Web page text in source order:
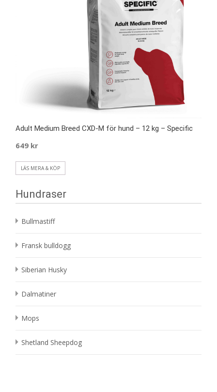
Adult Medium Breed CXD-M för hund – 12 kg – Specific
649 kr
LÄS MERA & KÖP
Hundraser
Bullmastiff
Fransk bulldogg
Siberian Husky
Dalmatiner
Mops
Shetland Sheepdog